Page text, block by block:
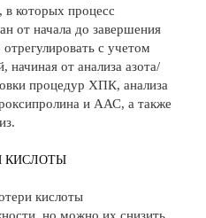
которых процесс
от начала до завершения
с учетом
начиная от анализа азота/
процедур ХПК, анализа
и ААС, а также
КИСЛОТЫ
кислоты